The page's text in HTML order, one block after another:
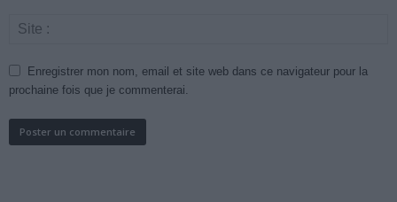
Enregistrer mon nom, email et site web dans ce navigateur pour la
prochaine fois que je commenterai.